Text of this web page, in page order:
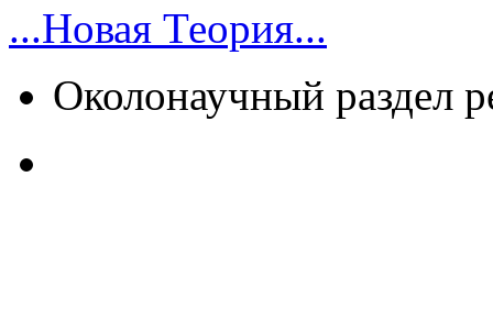
...Новая Теория...
Околонаучный раздел